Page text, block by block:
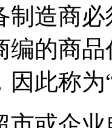
制造商
编的商
此称为